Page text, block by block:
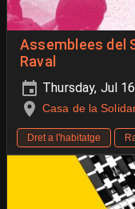
Assemblees del
Raval
Thursday, Jul
Casa de la
Dret a l'habitatge